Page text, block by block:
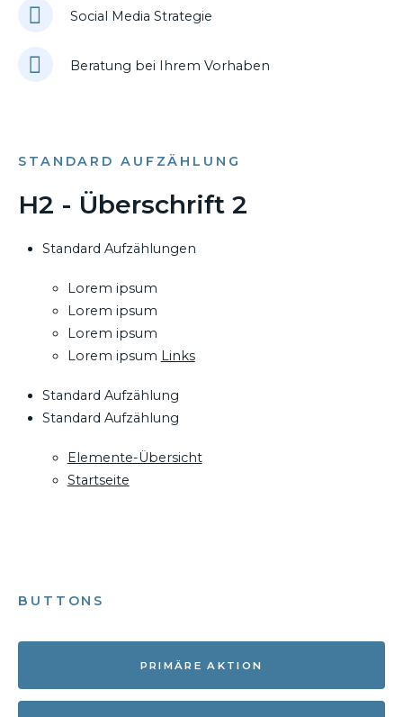
Social Media Strategie
Beratung bei Ihrem Vorhaben
STANDARD AUFZÄHLUNG
H2 - Überschrift 2
Standard Aufzählungen
Lorem ipsum
Lorem ipsum
Lorem ipsum
Lorem ipsum Links
Standard Aufzählung
Standard Aufzählung
Elemente-Übersicht
Startseite
BUTTONS
PRIMÄRE AKTION